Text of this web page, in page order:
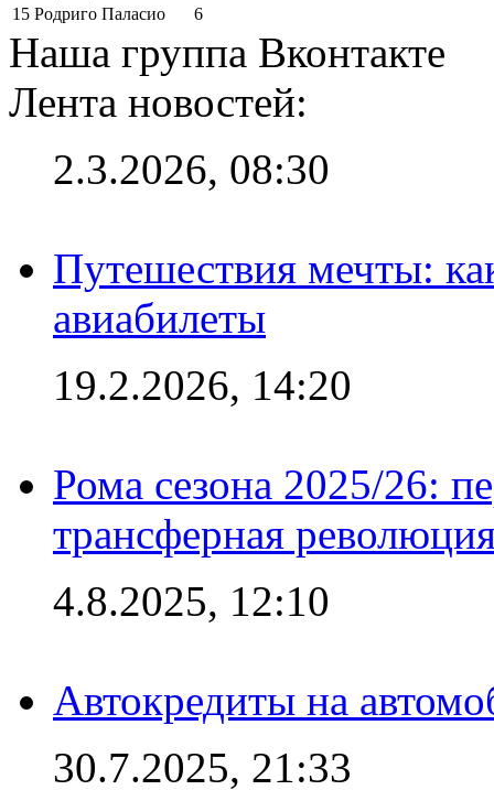
15 Родриго Паласио 6
Наша группа Вконтакте
Лента новостей:
2.3.2026, 08:30
Путешествия мечты:
авиабилеты
19.2.2026, 14:20
Рома сезона 2025/26:
трансферная
4.8.2025, 12:10
Автокредиты на
30.7.2025, 21:33